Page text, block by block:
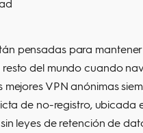
pensadas para
del mundo cuando
mejores VPN anónimas
de no-registro, ubicada
leyes de retención de